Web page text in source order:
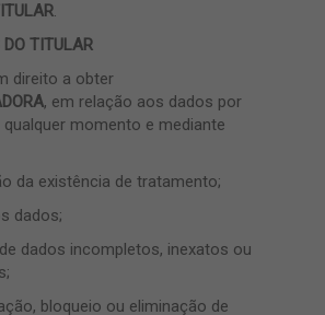
.
DO TITULAR
direito a obter
, em relação aos dados por
momento e mediante
da existência de tratamento;
dados;
dados incompletos, inexatos ou
bloqueio ou eliminação de